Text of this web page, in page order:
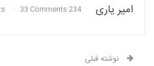
امیر یاری 234 Posts
33 Comments
نوشته قبلی